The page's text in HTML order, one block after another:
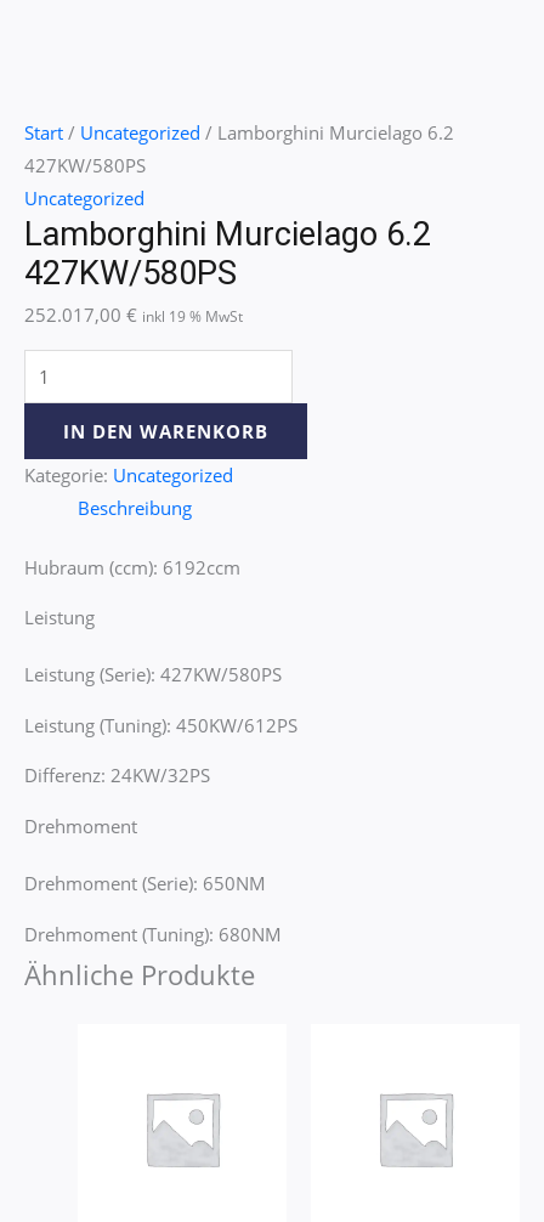
Start / Uncategorized / Lamborghini Murcielago 6.2
427KW/580PS
Uncategorized
Lamborghini Murcielago 6.2
427KW/580PS
252.017,00 € inkl 19 % MwSt
IN DEN WARENKORB
Kategorie: Uncategorized
Beschreibung
Hubraum (ccm): 6192ccm
Leistung
Leistung (Serie): 427KW/580PS
Leistung (Tuning): 450KW/612PS
Differenz: 24KW/32PS
Drehmoment
Drehmoment (Serie): 650NM
Drehmoment (Tuning): 680NM
Ähnliche Produkte